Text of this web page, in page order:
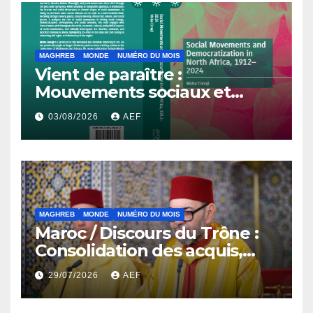
MAGHREB MONDE NUMÉRO DU MOIS
Vient de paraître :
Mouvements sociaux et
démocratisation en Afrique
du Nord, 1912-2024
03/08/2026 AEF
MAGHREB MONDE NUMÉRO DU MOIS
Maroc / Discours du Trône :
Consolidation des acquis,
résilience économique et
affirmation d’une
souveraineté stratégique
29/07/2026 AEF